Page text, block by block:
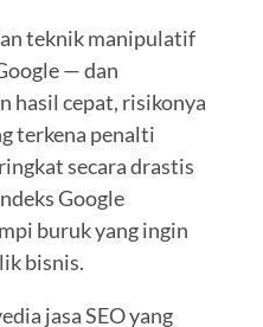
teknik manipulatif
— dan
hasil cepat, risikonya
terkena penalti
secara drastis
Google
buruk yang ingin
bisnis.
jasa SEO yang